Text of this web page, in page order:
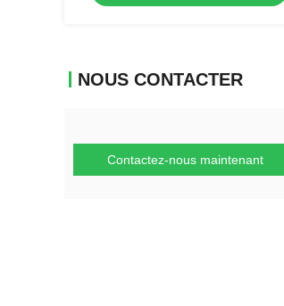
NOUS CONTACTER
Contactez-nous maintenant